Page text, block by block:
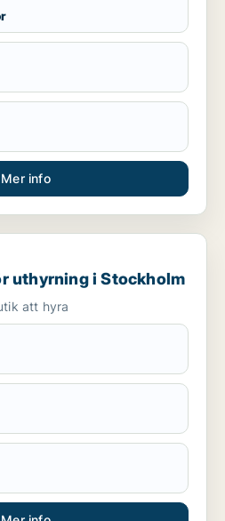
Mer info
i Stockholm
uthyrning i Stockholm
att hyra